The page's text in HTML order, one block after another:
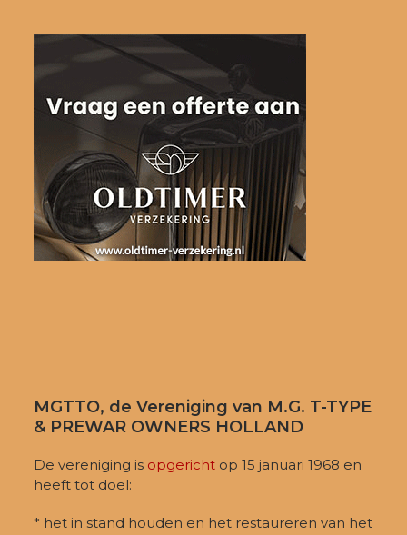
MGTTO, de Vereniging van M.G. T-TYPE
& PREWAR OWNERS HOLLAND
De vereniging is opgericht op 15 januari 1968 en
heeft tot doel:
* het in stand houden en het restaureren van het